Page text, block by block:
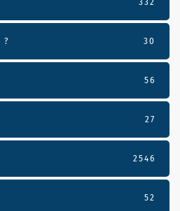
? 30
56
27
2546
52